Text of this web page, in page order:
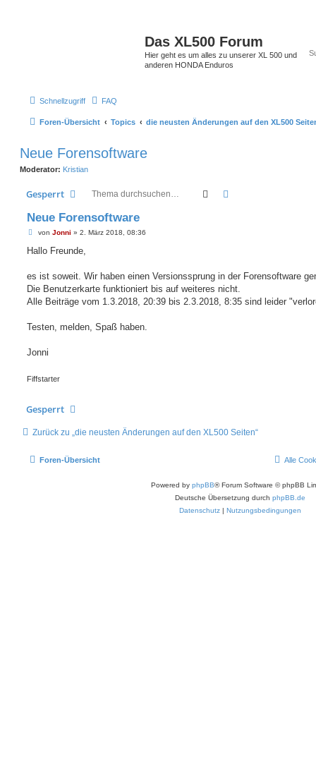
Das XL500 Forum
Hier geht es um alles zu unserer XL 500 und
anderen HONDA Enduros
Schnellzugriff FAQ
Foren-Übersicht Topics die neusten Änderungen auf den XL500
Neue Forensoftware
Moderator: Kristian
Gesperrt Suche
Neue Forensoftware
B
i
a
von Jonni » 2. März 2018, 08:36
Hallo Freunde,
es ist soweit. Wir haben einen Versionssprung in der Forensoftware
Die Benutzerkarte funktioniert bis auf weiteres nicht.
Alle Beiträge vom 1.3.2018, 20:39 bis 2.3.2018, 8:35 sind leider
Testen, melden, Spaß haben.
Jonni
Fiffstarter
Gesperrt
Zurück zu „die neusten Änderungen auf den XL500 Seiten“
Foren-Übersicht Alle
Powered by phpBB® Forum Software © phpBB
Deutsche Übersetzung durch phpBB.de
Datenschutz | Nutzungsbedingungen